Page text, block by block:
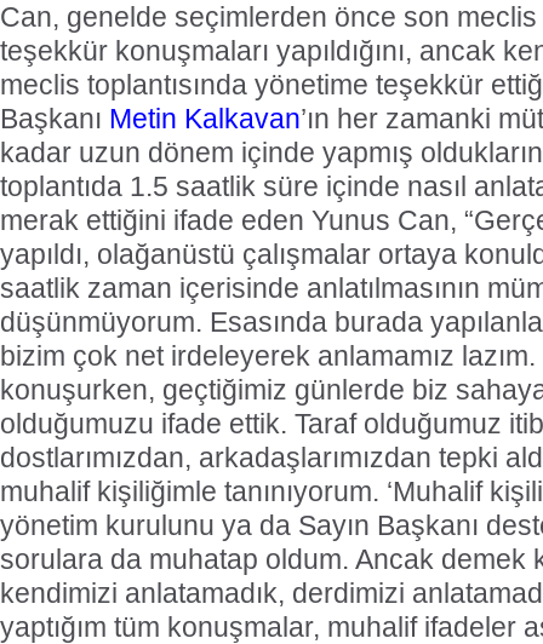
Can, genelde seçimlerden önce son meclis
teşekkür konuşmaları yapıldığını, ancak
meclis toplantısında yönetime teşekkür
Başkanı Metin Kalkavan’ın her zamanki
kadar uzun dönem içinde yapmış
toplantıda 1.5 saatlik süre içinde nasıl
merak ettiğini ifade eden Yunus Can,
yapıldı, olağanüstü çalışmalar ortaya
saatlik zaman içerisinde anlatılmasının
düşünmüyorum. Esasında burada
bizim çok net irdeleyerek anlamamız
konuşurken, geçtiğimiz günlerde biz
olduğumuzu ifade ettik. Taraf olduğumuz
dostlarımızdan, arkadaşlarımızdan tepki
muhalif kişiliğimle tanınıyorum. ‘Muhalif
yönetim kurulunu ya da Sayın Başkanı
sorulara da muhatap oldum. Ancak demek
kendimizi anlatamadık, derdimizi
yaptığım tüm konuşmalar, muhalif ifadeler